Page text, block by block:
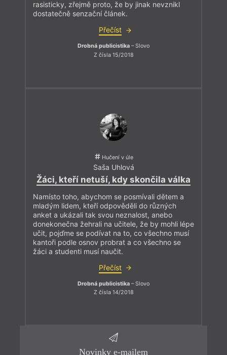
rasisticky, zřejmě proto, že by jinak nevznikl
dostatečně senzační článek.
Přečíst
Drobná publicistika – Slovo
Z čísla 15/2018
Hučení v úle
Saša Uhlová
Žáci, kteří netuší, kdy skončila válka
Namísto toho, abychom se posmívali dětem a
mladým lidem, kteří odpověděli do různých
anket a ukázali tak svou neznalost, anebo
donekonečna žehrali na učitele, že by mohli lépe
učit, pojďme se podívat na to, co všechno musí
kantoři podle osnov probrat a co všechno se
žáci a studenti musí naučit.
Přečíst
Drobná publicistika – Slovo
Z čísla 14/2018
Novinky e-mailem